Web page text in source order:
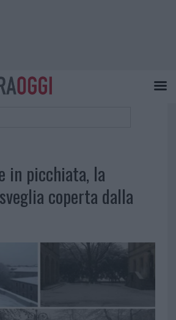
in picchiata, la
coperta dalla